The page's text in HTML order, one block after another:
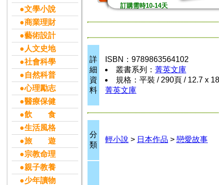
●文學小說
●商業理財
●藝術設計
●人文史地
●社會科學
●自然科普
●心理勵志
●醫療保健
●飲 食
●生活風格
●旅 遊
●宗教命理
●親子教養
●少年讀物
訂購需時10-14天
詳
細
資
料
ISBN：9789863564102
叢書系列： 菁英文庫
規格：平裝 / 290頁 / 12.7 x
菁英文庫
分
類
輕小說 > 日本作品 > 戀愛故事